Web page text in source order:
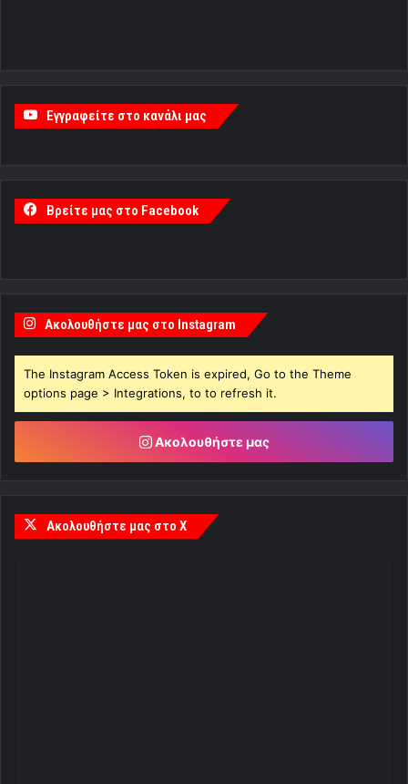
Εγγραφείτε στο κανάλι μας
Βρείτε μας στο Facebook
Ακολουθήστε μας στο Instagram
The Instagram Access Token is expired, Go to the Theme
options page > Integrations, to to refresh it.
Ακολουθήστε μας
Ακολουθήστε μας στο X